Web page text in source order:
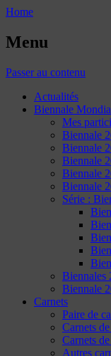
Home
Menu
Passer au contenu
Actualités
Biennale
Mes
Biennale
Biennale
Biennale
Biennale
Biennale
Série :
Biennales
Biennale
Carnets
Paire de
Carnets
Carnets
Autres